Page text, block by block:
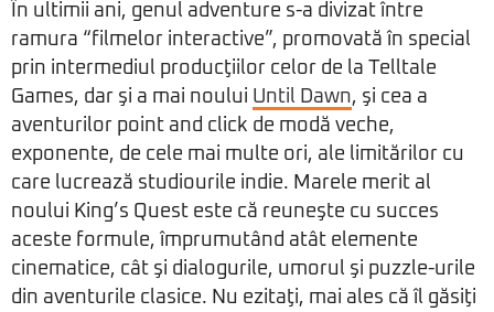
În ultimii ani, genul adventure s-a divizat între
ramura “filmelor interactive”, promovată în special
prin intermediul producţiilor celor de la Telltale
Games, dar şi a mai noului Until Dawn, şi cea a
aventurilor point and click de modă veche,
exponente, de cele mai multe ori, ale limitărilor cu
care lucrează studiourile indie. Marele merit al
noului King’s Quest este că reuneşte cu succes
aceste formule, împrumutând atât elemente
cinematice, cât şi dialogurile, umorul şi puzzle-urile
din aventurile clasice. Nu ezitaţi, mai ales că îl găsiţi